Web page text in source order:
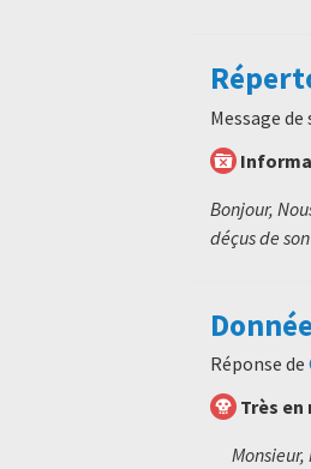
Message de
Bonjour,
déçus de
Réponse de
Très
Monsieur,